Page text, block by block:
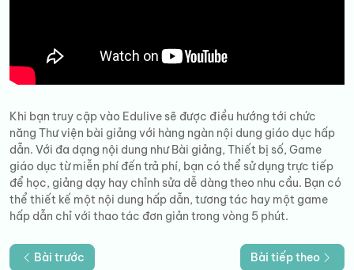
Khi bạn truy cập vào Edulive sẽ được điều hướng tới chức
năng Thư viện bài giảng với hàng ngàn nội dung giáo dục hấp
dẫn. Với đa dạng nội dung như Bài giảng, Thiết bị số, Game
giáo dục từ miễn phí đến trả phí, bạn có thể sử dụng trực tiếp
để học, giảng dạy hay chỉnh sửa dễ dàng theo nhu cầu. Bạn có
thể thiết kế một nội dung hấp dẫn, tương tác hay một game
hấp dẫn chỉ với thao tác đơn giản trong vòng 5 phút.
Bài trước Bài tiếp theo